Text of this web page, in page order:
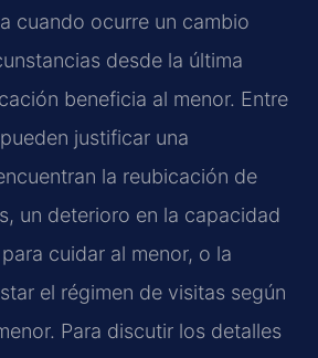
cuando ocurre un cambio
desde la última
beneficia al menor. Entre
justificar una
la reubicación de
un deterioro en la capacidad
cuidar al menor, o la
el régimen de visitas según
Para discutir los detalles